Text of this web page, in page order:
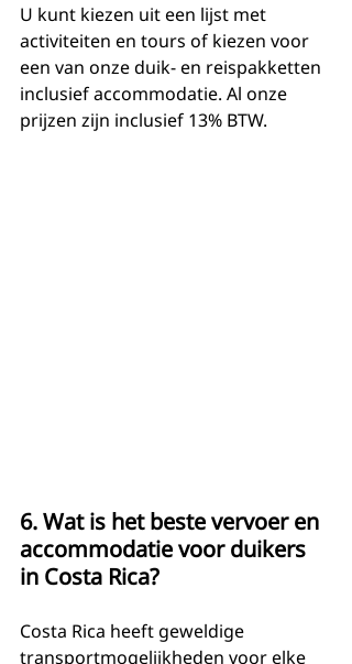
U kunt kiezen uit een lijst met
activiteiten en tours of kiezen voor
een van onze duik- en reispakketten
inclusief accommodatie. Al onze
prijzen zijn inclusief 13% BTW.
6. Wat is het beste vervoer en
accommodatie voor duikers
in Costa Rica?
Costa Rica heeft geweldige
transportmogelijkheden voor elke